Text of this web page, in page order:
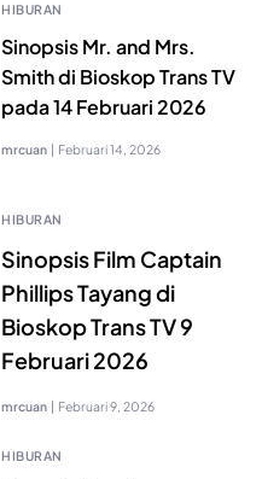
HIBURAN
Sinopsis Mr. and Mrs.
Smith di Bioskop Trans TV
pada 14 Februari 2026
mrcuan | Februari 14, 2026
HIBURAN
Sinopsis Film Captain
Phillips Tayang di
Bioskop Trans TV 9
Februari 2026
mrcuan | Februari 9, 2026
HIBURAN